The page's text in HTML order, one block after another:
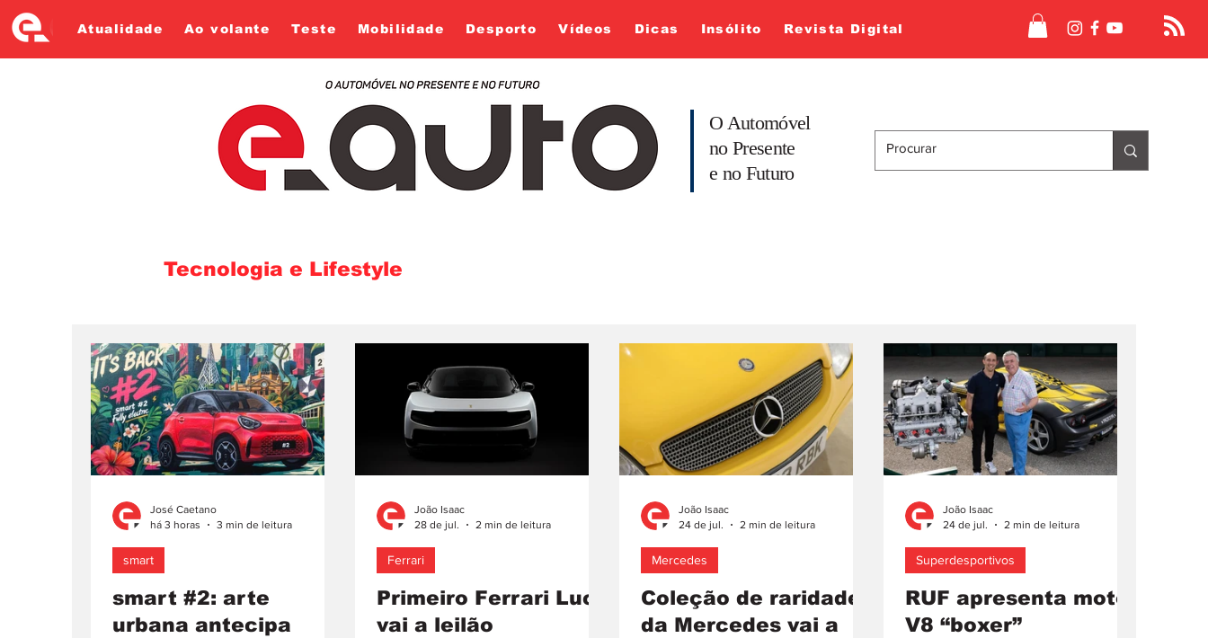
Atualidade Ao volante Teste Mobilidade Desporto Vídeos Dicas Insólito Revista Digital
O Automóvel
no Presente
e no Futuro
Tecnologia e Lifestyle
smart #2: arte
urbana antecipa
smart
José Caetano
há 3 horas
3 min de leitura
Primeiro Ferrari Luce
vai a leilão
Ferrari
João Isaac
28 de jul.
2 min de leitura
Coleção de raridades
da Mercedes vai a
Mercedes
João Isaac
24 de jul.
2 min de leitura
RUF apresenta motor
V8 “boxer”
Superdesportivos
João Isaac
24 de jul.
2 min de leitura